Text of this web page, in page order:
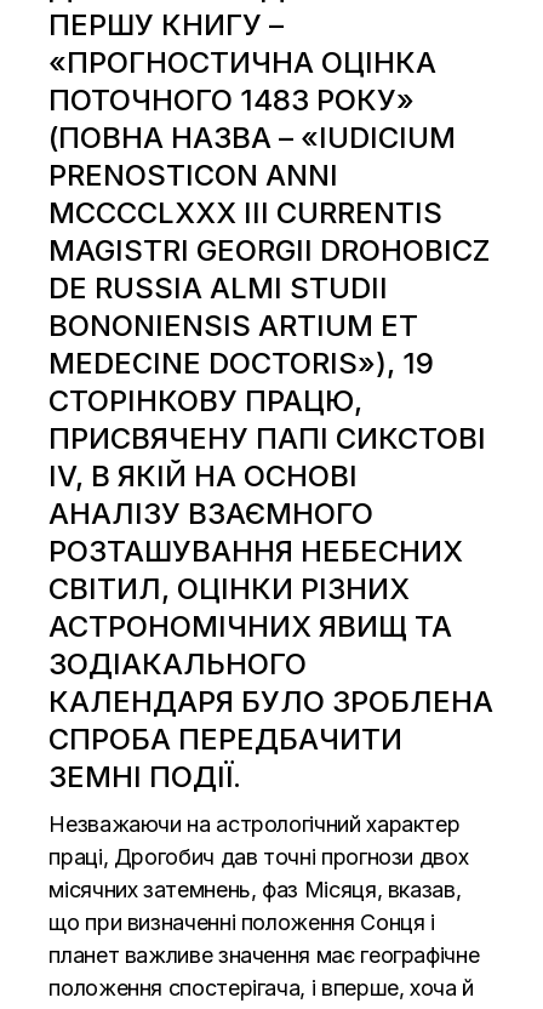
ПЕРШУ КНИГУ –
«ПРОГНОСТИЧНА ОЦІНКА
ПОТОЧНОГО 1483 РОКУ»
(ПОВНА НАЗВА – «IUDICIUM
PRENOSTICON ANNI
MCCCCLXXX III CURRENTIS
MAGISTRI GEORGII DROHOBICZ
DE RUSSIA ALMI STUDII
BONONIENSIS ARTIUM ET
MEDECINE DOCTORIS»), 19
СТОРІНКОВУ ПРАЦЮ,
ПРИСВЯЧЕНУ ПАПІ СИКСТОВІ
IV, В ЯКІЙ НА ОСНОВІ
АНАЛІЗУ ВЗАЄМНОГО
РОЗТАШУВАННЯ НЕБЕСНИХ
СВІТИЛ, ОЦІНКИ РІЗНИХ
АСТРОНОМІЧНИХ ЯВИЩ ТА
ЗОДІАКАЛЬНОГО
КАЛЕНДАРЯ БУЛО ЗРОБЛЕНА
СПРОБА ПЕРЕДБАЧИТИ
ЗЕМНІ ПОДІЇ.
Незважаючи на астрологічний характер
праці, Дрогобич дав точні прогнози двох
місячних затемнень, фаз Місяця, вказав,
що при визначенні положення Сонця і
планет важливе значення має географічне
положення спостерігача, і вперше, хоча й